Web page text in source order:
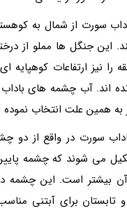
سورت از شمال به
این جنگل ها مملو از
را نیز ارتفاعات کوهپایه
اند. آب چشمه های
به همین علت انتخاب نموده
سورت در واقع از دو
می شوند که چشمه
بیشتر است. این چشمه
و تابستان برای آبتنی